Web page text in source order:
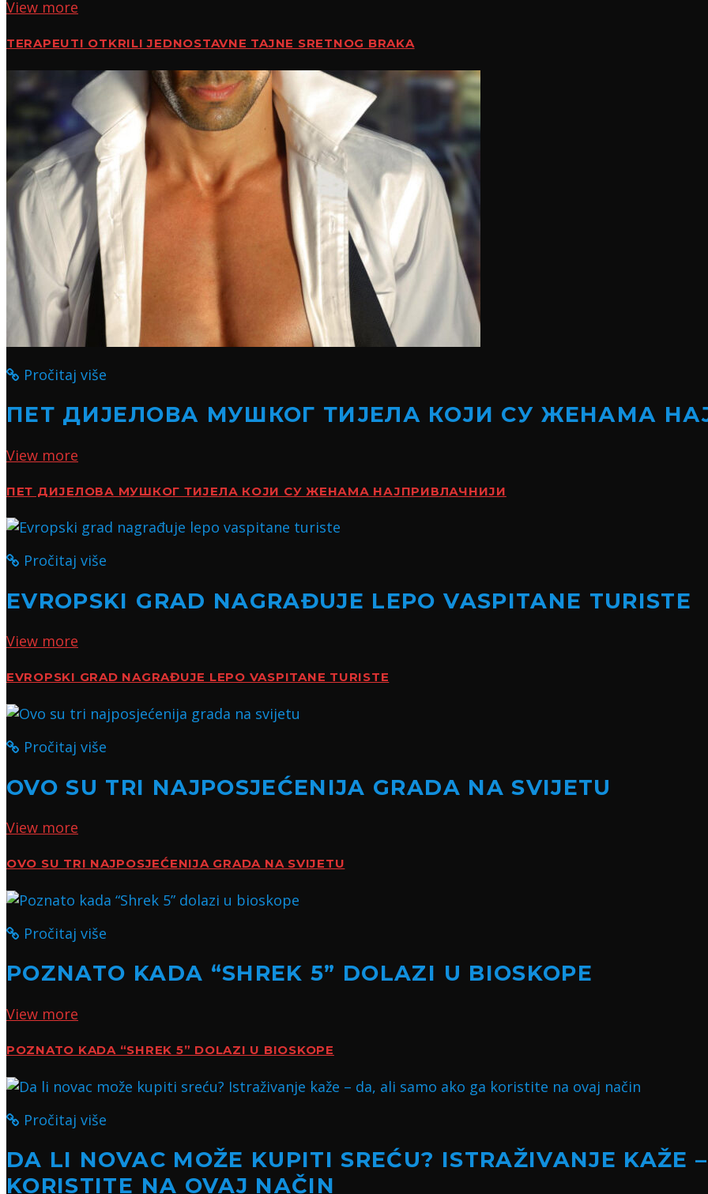
View more
TERAPEUTI OTKRILI JEDNOSTAVNE TAJNE SRETNOG BRAKA
Pročitaj više
ПЕТ ДИЈЕЛОВА МУШКОГ ТИЈЕЛА КОЈИ СУ ЖЕНАМА
View more
ПЕТ ДИЈЕЛОВА МУШКОГ ТИЈЕЛА КОЈИ СУ ЖЕНАМА НАЈПРИВЛАЧНИЈИ
Pročitaj više
EVROPSKI GRAD NAGRAĐUJE LEPO VASPITANE TURISTE
View more
EVROPSKI GRAD NAGRAĐUJE LEPO VASPITANE TURISTE
Pročitaj više
OVO SU TRI NAJPOSJEĆENIJA GRADA NA SVIJETU
View more
OVO SU TRI NAJPOSJEĆENIJA GRADA NA SVIJETU
Pročitaj više
POZNATO KADA “SHREK 5” DOLAZI U BIOSKOPE
View more
POZNATO KADA “SHREK 5” DOLAZI U BIOSKOPE
Pročitaj više
DA LI NOVAC MOŽE KUPITI SREĆU? ISTRAŽIVANJE KAŽE
KORISTITE NA OVAJ NAČIN